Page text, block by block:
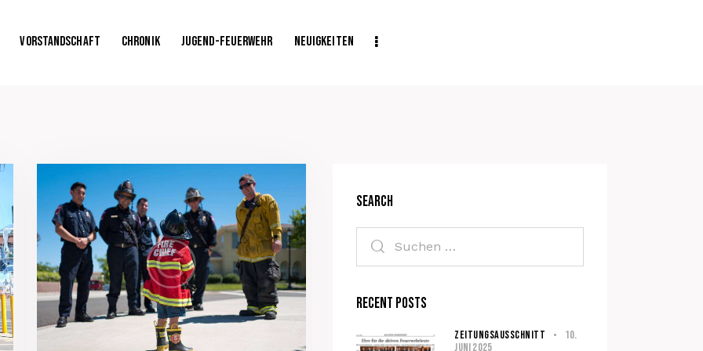
Vorstandschaft Chronik Jugend-Feuerwehr Neuigkeiten
Search
Recent Posts
ZEITUNGSAUSSCHNITT
10.
Juni 2025